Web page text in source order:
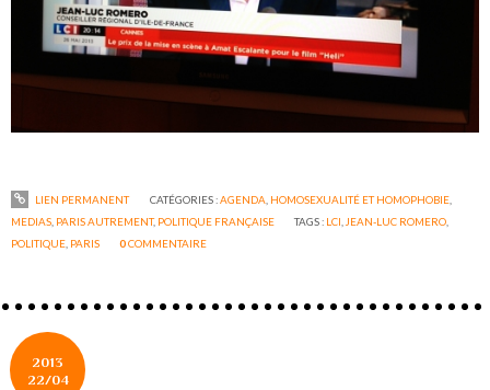
LIEN PERMANENT CATÉGORIES :AGENDA HOMOSEXUALITÉ ET HOMOPHOBIE,
MEDIAS PARIS AUTREMENT, POLITIQUE FRANÇAISE TAGS : LCI JEAN-LUC ROMERO
POLITIQUE PARIS 0COMMENTAIRE
2013
22/04